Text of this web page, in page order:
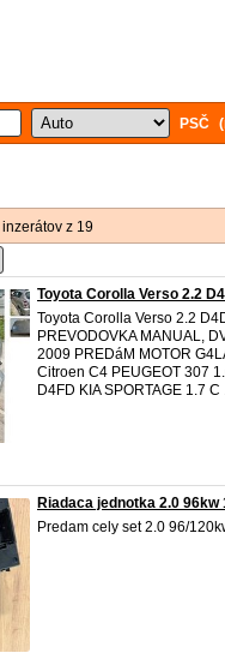
PSČ
z 19
Toyota Corolla Verso 2.2
Toyota Corolla Verso 2.2
PREVODOVKA MANUAL,
2009 PREDáM MOTOR
Citroen C4 PEUGEOT 307
D4FD KIA SPORTAGE 1.7 C
Riadaca jednotka 2.0
Predam cely set 2.0 96/